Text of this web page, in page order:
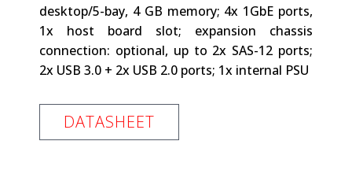
desktop/5-bay, 4 GB memory; 4x 1GbE ports,
1x host board slot; expansion chassis
connection: optional, up to 2x SAS-12 ports;
2x USB 3.0 + 2x USB 2.0 ports; 1x internal PSU
DATASHEET